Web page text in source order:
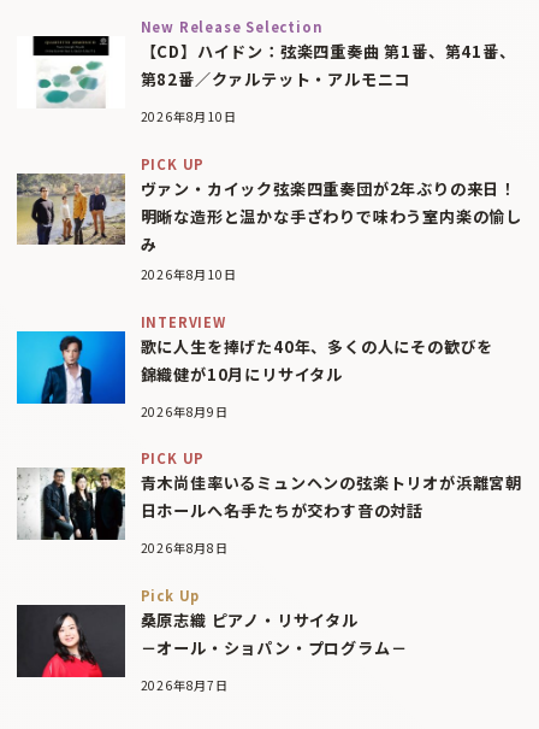
New Release Selection
【CD】ハイドン：弦楽四重奏曲 第1番、第41番、
第82番／クァルテット・アルモニコ
2026年8月10日
PICK UP
ヴァン・カイック弦楽四重奏団が2年ぶりの来日！
明晰な造形と温かな手ざわりで味わう室内楽の愉し
み
2026年8月10日
INTERVIEW
歌に人生を捧げた40年、多くの人にその歓びを
錦織健が10月にリサイタル
2026年8月9日
PICK UP
青木尚佳率いるミュンヘンの弦楽トリオが浜離宮朝
日ホールへ――名手たちが交わす音の対話
2026年8月8日
Pick Up
桑原志織 ピアノ・リサイタル
－オール・ショパン・プログラム－
2026年8月7日